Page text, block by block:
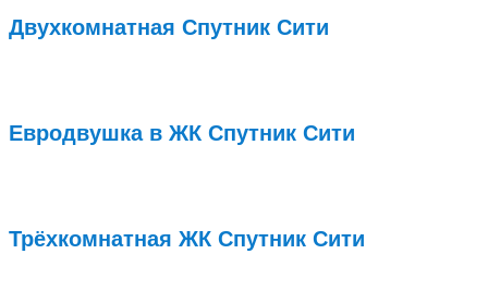
Двухкомнатная Спутник Сити
Евродвушка в ЖК Спутник Сити
Трёхкомнатная ЖК Спутник Сити